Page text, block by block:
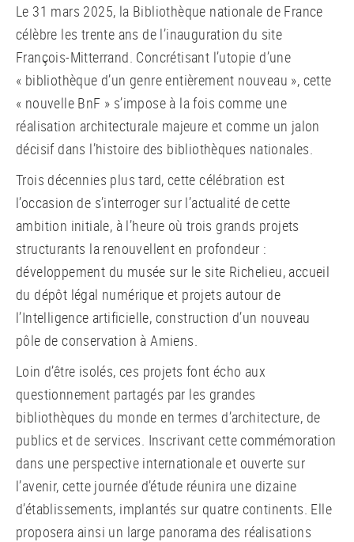
Le 31 mars 2025, la Bibliothèque nationale de France
célèbre les trente ans de l’inauguration du site
François-Mitterrand. Concrétisant l’utopie d’une
« bibliothèque d’un genre entièrement nouveau », cette
« nouvelle BnF » s’impose à la fois comme une
réalisation architecturale majeure et comme un jalon
décisif dans l’histoire des bibliothèques nationales.
Trois décennies plus tard, cette célébration est
l’occasion de s’interroger sur l’actualité de cette
ambition initiale, à l’heure où trois grands projets
structurants la renouvellent en profondeur :
développement du musée sur le site Richelieu, accueil
du dépôt légal numérique et projets autour de
l’Intelligence artificielle, construction d’un nouveau
pôle de conservation à Amiens.
Loin d’être isolés, ces projets font écho aux
questionnement partagés par les grandes
bibliothèques du monde en termes d’architecture, de
publics et de services. Inscrivant cette commémoration
dans une perspective internationale et ouverte sur
l’avenir, cette journée d’étude réunira une dizaine
d’établissements, implantés sur quatre continents. Elle
proposera ainsi un large panorama des réalisations